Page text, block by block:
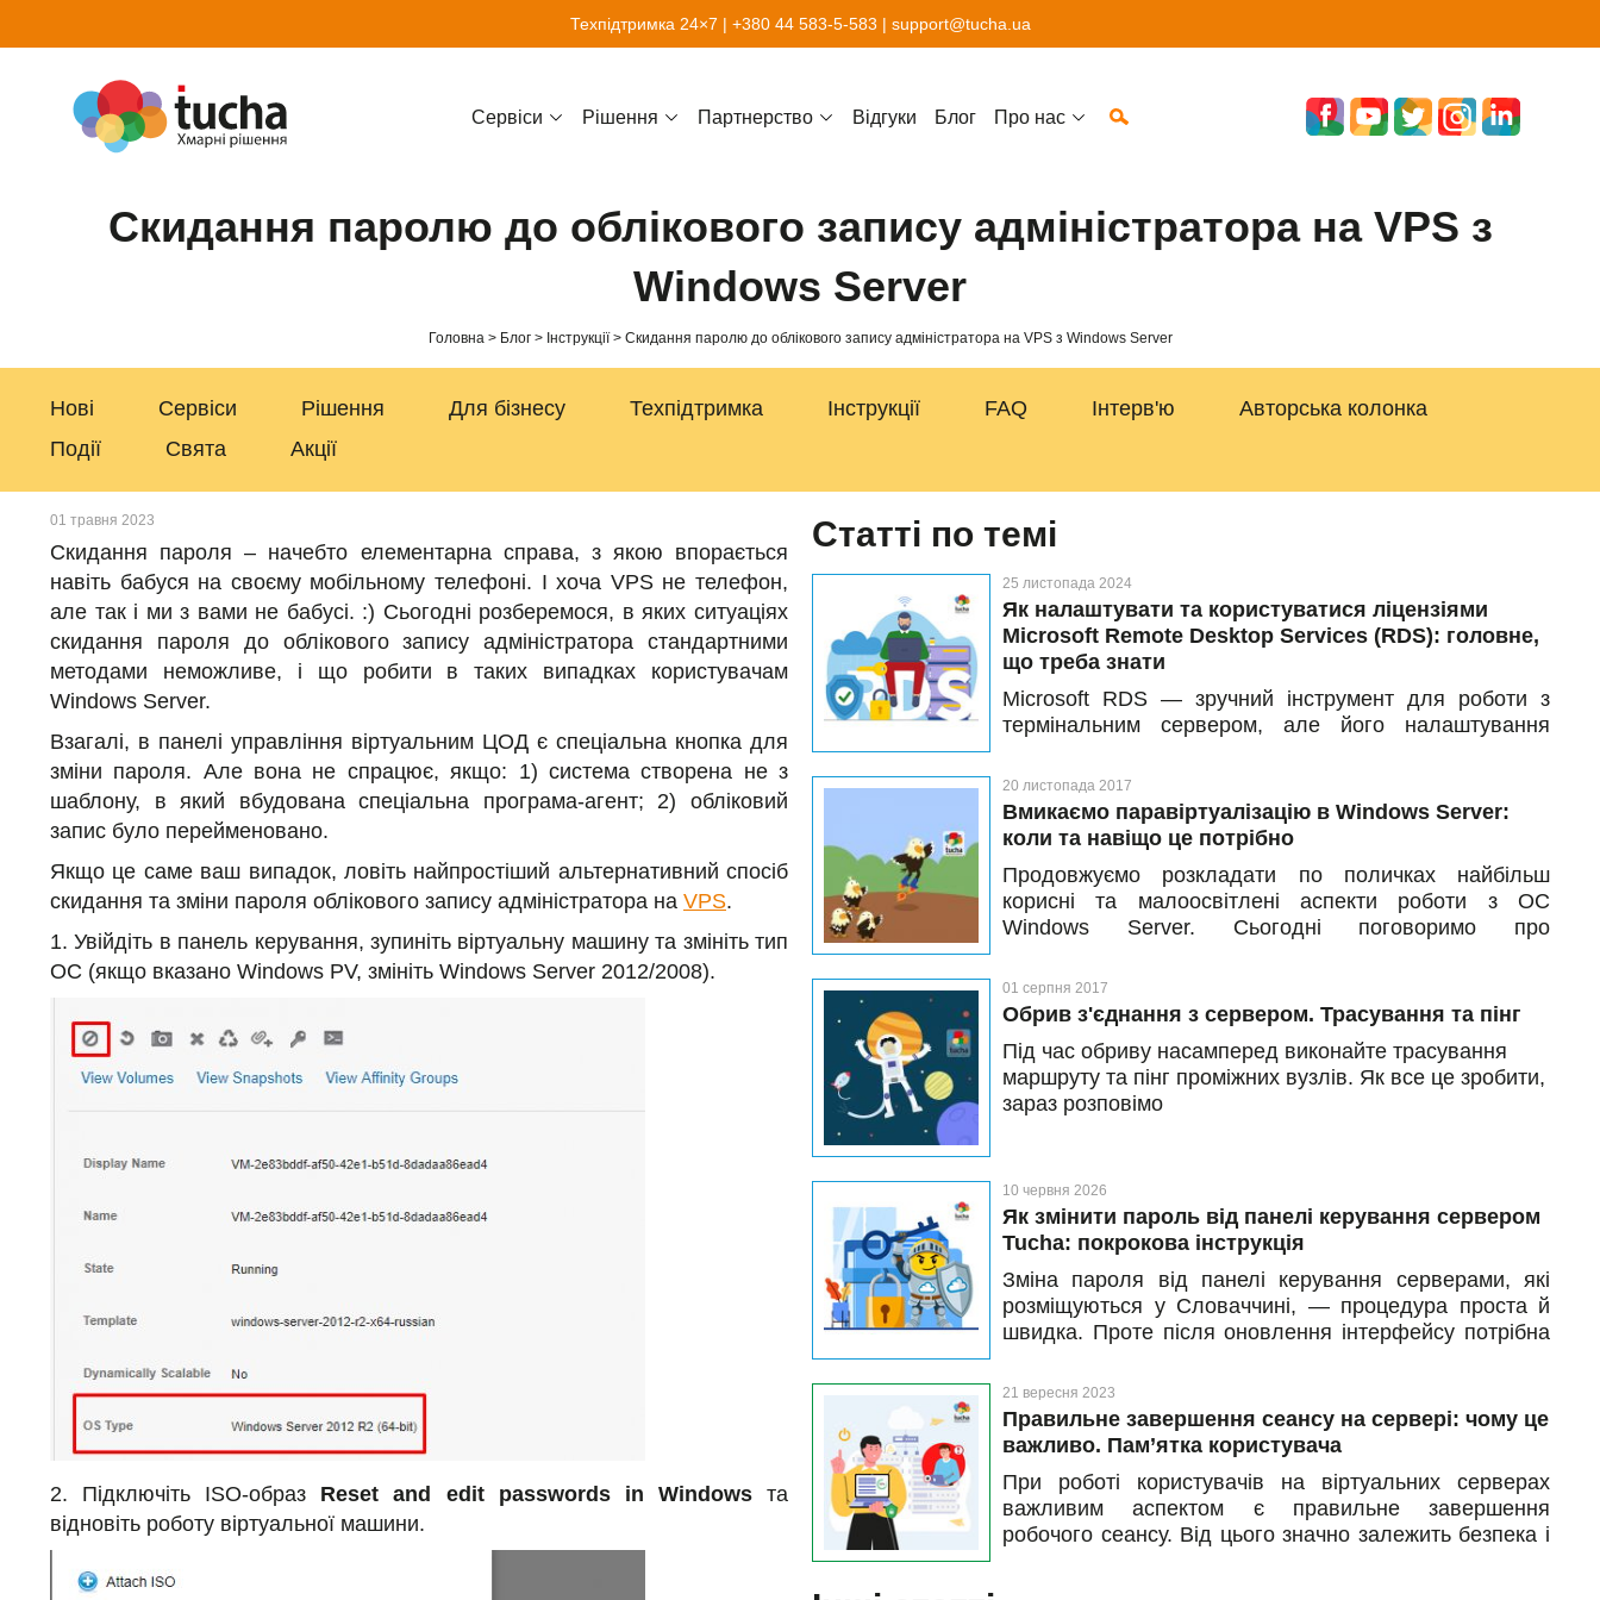
Техпідтримка 24×7 | +380 44 583-5-583 | support@tucha.ua
Cервіси Рішення Партнерство Відгуки Блог Про нас
Скидання паролю до облікового запису адміністратора на VPS з
Windows Server
Головна Блог Інструкції Скидання паролю до облікового запису адміністратора на VPS з Windows Server
Нові Сервіси Рішення Для бізнесу Техпідтримка Інструкції FAQ Інтерв'ю
Авторська колонка
Події
Свята Акції
01 травня 2023
Скидання пароля – начебто елементарна справа, з якою впорається
навіть бабуся на своєму мобільному телефоні. І хоча VPS не телефон,
але так і ми з вами не бабусі. :) Сьогодні розберемося, в яких ситуаціях
скидання пароля до облікового запису адміністратора стандартними
методами неможливе, і що робити в таких випадках користувачам
Windows Server.
Взагалі, в панелі управління віртуальним ЦОД є спеціальна кнопка для
зміни пароля. Але вона не спрацює, якщо: 1) система створена не з
шаблону, в який вбудована спеціальна програма-агент; 2) обліковий
запис було перейменовано.
Якщо це саме ваш випадок, ловіть найпростіший альтернативний спосіб
скидання та зміни пароля облікового запису адміністратора на VPS.
1. Увійдіть в панель керування, зупиніть віртуальну машину та змініть тип
ОС (якщо вказано Windows PV, змініть Windows Server 2012/2008).
2. Підключіть ISO-образ Reset and edit passwords in Windowsта
відновіть роботу віртуальної машини.
Статті по темі
25 листопада 2024
Як налаштувати та користуватися ліцензіями
Microsoft Remote Desktop Services (RDS): головне,
що треба знати
Microsoft RDS — зручний інструмент для роботи з
термінальним сервером, але його налаштування
працюють служби віддаленого робочого столу.
20 листопада 2017
Вмикаємо паравіртуалізацію в Windows Server:
коли та навіщо це потрібно
Продовжуємо розкладати по поличках найбільш
корисні та малоосвітлені аспекти роботи з ОС
Windows Server. Сьогодні поговоримо про
налаштування. Але для початку з'ясуємо, що вона
собою являє та в яких випадках може стати нам у
пригоді
01 серпня 2017
Обрив з'єднання з сервером. Трасування та пінг
Під час обриву насамперед виконайте трасування
маршруту та пінг проміжних вузлів. Як все це зробити,
зараз розповімо
10 червня 2026
Як змінити пароль від панелі керування сервером
Tucha: покрокова інструкція
Зміна пароля від панелі керування серверами, які
розміщуються у Словаччині, — процедура проста й
швидка. Проте після оновлення інтерфейсу потрібна
короткою наочною інструкцією, яка допоможе не
заблукати серед інших функцій і швидко оновити дані.
21 вересня 2023
Правильне завершення сеансу на сервері: чому це
важливо. Пам’ятка користувача
При роботі користувачів на віртуальних серверах
важливим аспектом є правильне завершення
робочого сеансу. Від цього значно залежить безпека і